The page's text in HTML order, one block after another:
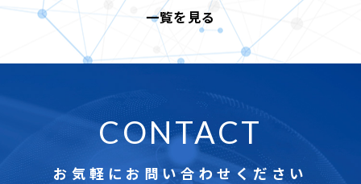
一覧を見る
CONTACT
お気軽にお問い合わせください